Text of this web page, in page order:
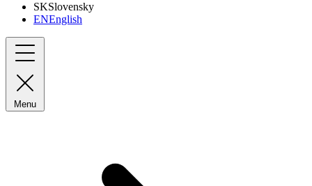
SKSlovensky
ENEnglish
Menu